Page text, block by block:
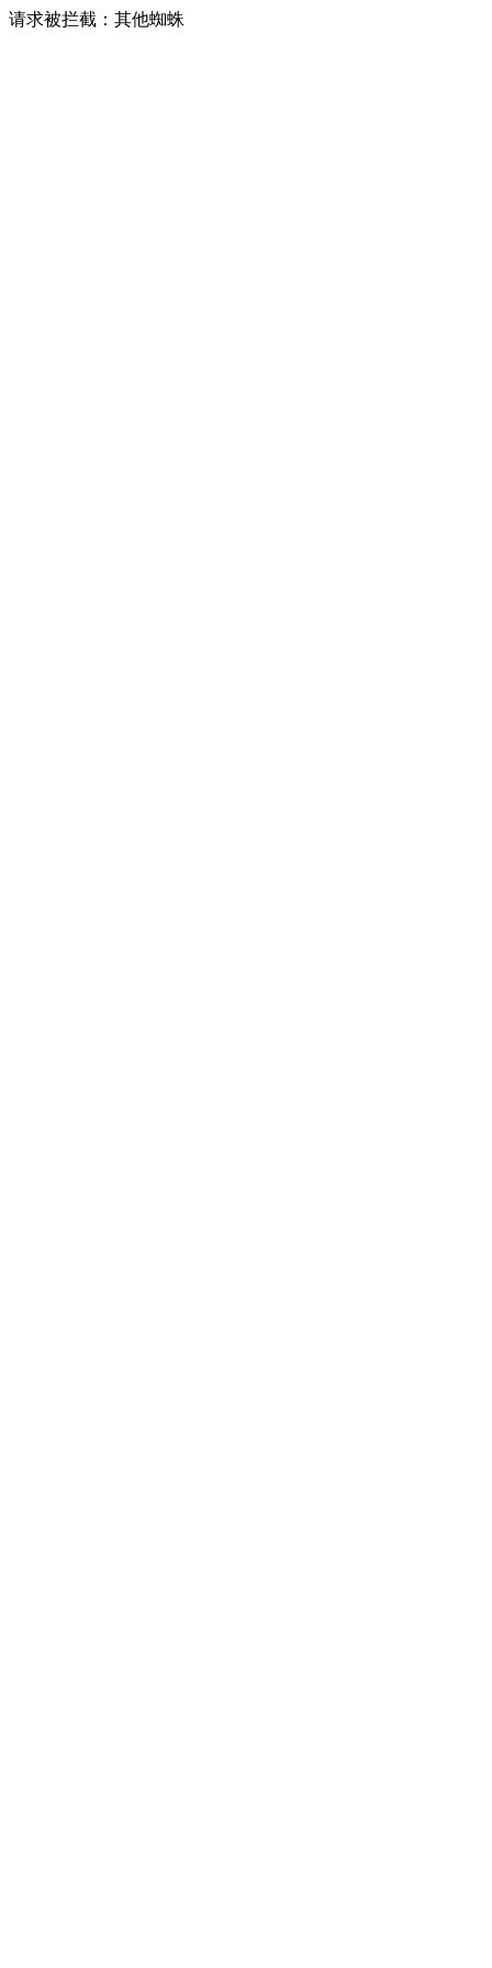
请求被拦截：其他蜘蛛